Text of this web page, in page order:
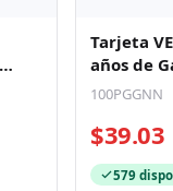
Tarjeta
años de
100PGGNN
$39.03
579